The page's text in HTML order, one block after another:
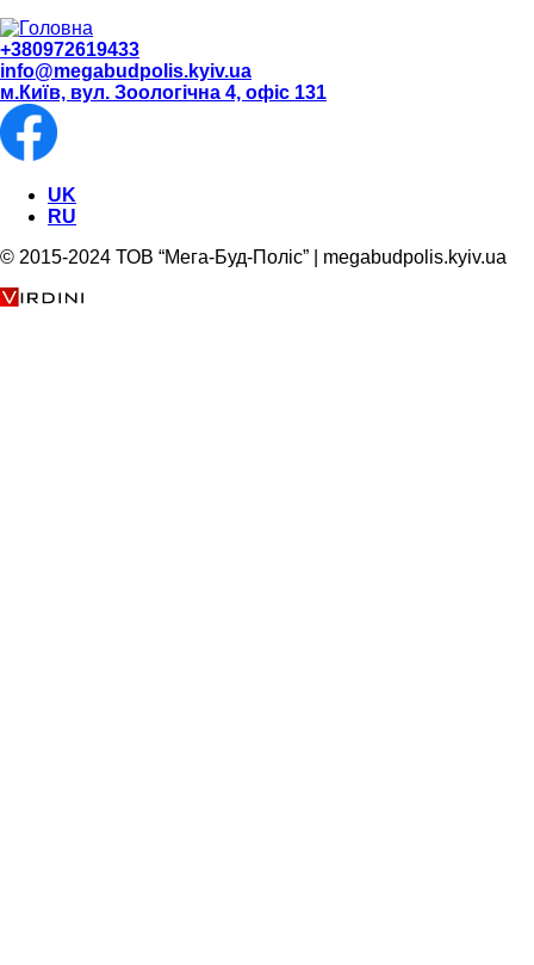
+380972619433
info@megabudpolis.kyiv.ua
м.Київ, вул. Зоологічна 4, офіс 131
UK
RU
© 2015-2024 ТОВ “Мега-Буд-Поліс” | megabudpolis.kyiv.ua